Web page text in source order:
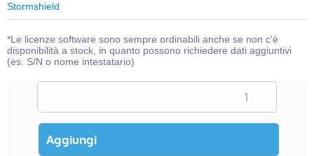
Stormshield
*Le licenze software sono sempre ordinabili anche se non c'è
disponibilità a stock, in quanto possono richiedere dati aggiuntivi
(es. S/N o nome intestatario)